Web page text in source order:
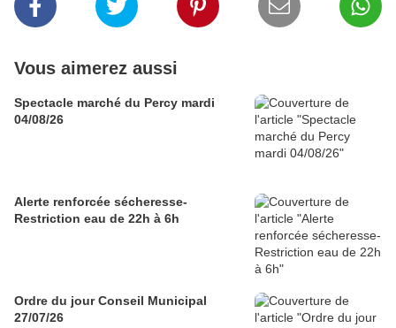
Vous aimerez aussi
Spectacle marché du Percy mardi
04/08/26
Alerte renforcée sécheresse-
Restriction eau de 22h à 6h
Ordre du jour Conseil Municipal
27/07/26